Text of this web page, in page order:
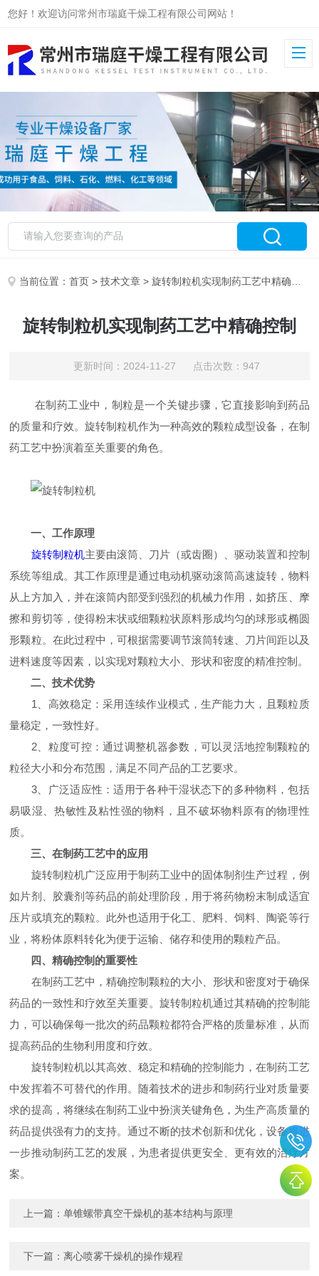
您好！欢迎访问常州市瑞庭干燥工程有限公司网站！
当前位置：首页 >技术文章 > 旋转制粒机实现制药工艺中精确控制
旋转制粒机实现制药工艺中精确控制
更新时间：2024-11-27 点击次数：947
在制药工业中，制粒是一个关键步骤，它直接影响到药品
的质量和疗效。旋转制粒机作为一种高效的颗粒成型设备，在制
药工艺中扮演着至关重要的角色。
一、工作原理
旋转制粒机主要由滚筒、刀片（或齿圈）、驱动装置和控制
系统等组成。其工作原理是通过电动机驱动滚筒高速旋转，物料
从上方加入，并在滚筒内部受到强烈的机械力作用，如挤压、摩
擦和剪切等，使得粉末状或细颗粒状原料形成均匀的球形或椭圆
形颗粒。在此过程中，可根据需要调节滚筒转速、刀片间距以及
进料速度等因素，以实现对颗粒大小、形状和密度的精准控制。
二、技术优势
1、高效稳定：采用连续作业模式，生产能力大，且颗粒质
量稳定，一致性好。
2、粒度可控：通过调整机器参数，可以灵活地控制颗粒的
粒径大小和分布范围，满足不同产品的工艺要求。
3、广泛适应性：适用于各种干湿状态下的多种物料，包括
易吸湿、热敏性及粘性强的物料，且不破坏物料原有的物理性
质。
三、在制药工艺中的应用
旋转制粒机广泛应用于制药工业中的固体制剂生产过程，例
如片剂、胶囊剂等药品的前处理阶段，用于将药物粉末制成适宜
压片或填充的颗粒。此外也适用于化工、肥料、饲料、陶瓷等行
业，将粉体原料转化为便于运输、储存和使用的颗粒产品。
四、精确控制的重要性
在制药工艺中，精确控制颗粒的大小、形状和密度对于确保
药品的一致性和疗效至关重要。旋转制粒机通过其精确的控制能
力，可以确保每一批次的药品颗粒都符合严格的质量标准，从而
提高药品的生物利用度和疗效。
旋转制粒机以其高效、稳定和精确的控制能力，在制药工艺
中发挥着不可替代的作用。随着技术的进步和制药行业对质量要
求的提高，将继续在制药工业中扮演关键角色，为生产高质量的
药品提供强有力的支持。通过不断的技术创新和优化，设备将进
一步推动制药工艺的发展，为患者提供更安全、更有效的治疗方
案。
上一篇：单锥螺带真空干燥机的基本结构与原理
下一篇：离心喷雾干燥机的操作规程